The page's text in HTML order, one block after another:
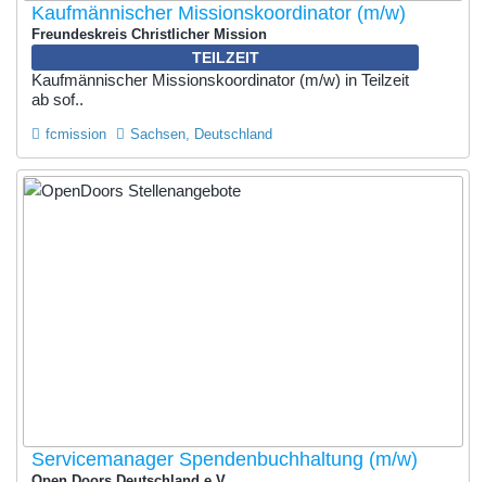
Kaufmännischer Missionskoordinator (m/w)
Freundeskreis Christlicher Mission
TEILZEIT
Kaufmännischer Missionskoordinator (m/w) in Teilzeit
ab sof..
fcmission Sachsen, Deutschland
Servicemanager Spendenbuchhaltung (m/w)